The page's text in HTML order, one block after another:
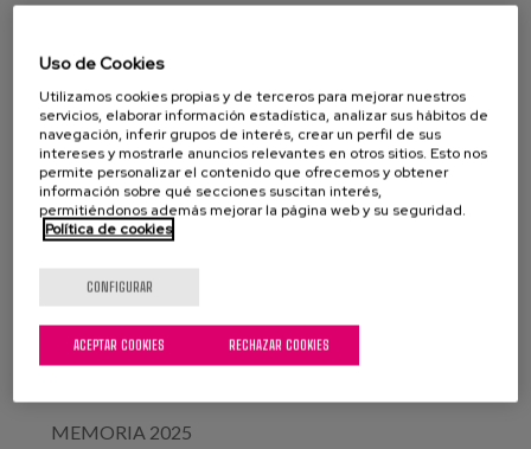
HISTORIA
PROPÓSITO, META Y VALORES
RETOS ESTRATÉGICOS
PATRONATO
TRANSPARENCIA Y BUEN GOBIERNO
MEMORIA 2025
Uso de Cookies
Utilizamos cookies propias y de terceros para mejorar nuestros
servicios, elaborar información estadística, analizar sus hábitos de
navegación, inferir grupos de interés, crear un perfil de sus
intereses y mostrarle anuncios relevantes en otros sitios. Esto nos
permite personalizar el contenido que ofrecemos y obtener
información sobre qué secciones suscitan interés,
permitiéndonos además mejorar la página web y su seguridad.
Política de cookies
CONFIGURAR
RECHAZAR COOKIES
ACEPTAR COOKIES